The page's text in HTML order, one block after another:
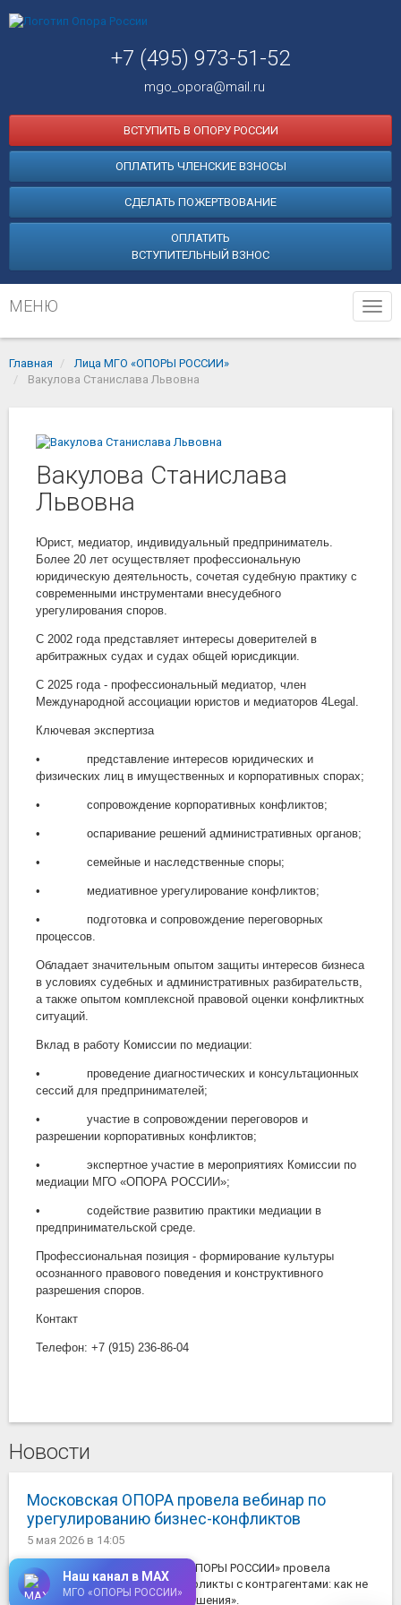
+7 (495) 973-51-52
mgo_opora@mail.ru
ВСТУПИТЬ В ОПОРУ РОССИИ
ОПЛАТИТЬ ЧЛЕНСКИЕ ВЗНОСЫ
СДЕЛАТЬ ПОЖЕРТВОВАНИЕ
ОПЛАТИТЬ
ВСТУПИТЕЛЬНЫЙ ВЗНОС
МЕНЮ
Главная
Лица МГО «ОПОРЫ РОССИИ»
Вакулова Станислава Львовна
Вакулова Станислава
Львовна
Юрист, медиатор, индивидуальный предприниматель.
Более 20 лет осуществляет профессиональную
юридическую деятельность, сочетая судебную практику с
современными инструментами внесудебного
урегулирования споров.
С 2002 года представляет интересы доверителей в
арбитражных судах и судах общей юрисдикции.
С 2025 года - профессиональный медиатор, член
Международной ассоциации юристов и медиаторов 4Legal.
Ключевая экспертиза
• представление интересов юридических и
физических лиц в имущественных и корпоративных спорах;
• сопровождение корпоративных конфликтов;
• оспаривание решений административных органов;
• семейные и наследственные споры;
• медиативное урегулирование конфликтов;
• подготовка и сопровождение переговорных
процессов.
Обладает значительным опытом защиты интересов бизнеса
в условиях судебных и административных разбирательств,
а также опытом комплексной правовой оценки конфликтных
ситуаций.
Вклад в работу Комиссии по медиации:
• проведение диагностических и консультационных
сессий для предпринимателей;
• участие в сопровождении переговоров и
разрешении корпоративных конфликтов;
• экспертное участие в мероприятиях Комиссии по
медиации МГО «ОПОРА РОССИИ»;
• содействие развитию практики медиации в
предпринимательской среде.
Профессиональная позиция - формирование культуры
осознанного правового поведения и конструктивного
разрешения споров.
Контакт
Телефон: +7 (915) 236-86-04
Новости
Московская ОПОРА провела вебинар по
урегулированию бизнес-конфликтов
5 мая 2026 в 14:05
Комиссия по медиации МГО «ОПОРЫ РОССИИ» провела
онлайн-вебинар на тему: «Конфликты с контрагентами: как не
потерять деньги, время и отношения».
Наш канал в MAX
МГО «ОПОРЫ РОССИИ»